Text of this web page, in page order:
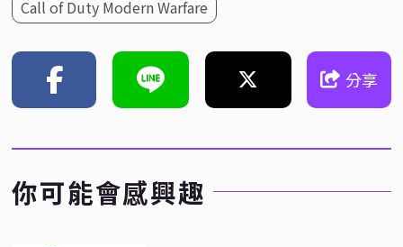
Call of Duty Modern Warfare
分享
你可能會感興趣